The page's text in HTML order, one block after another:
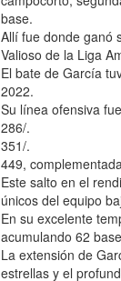
base.
Allí fue donde ganó
Valioso de la Liga
El bate de García
2022.
Su línea ofensiva
286/.
351/.
449,
Este salto en el
únicos del equipo
En su excelente
acumulando 62
La extensión de
estrellas y el